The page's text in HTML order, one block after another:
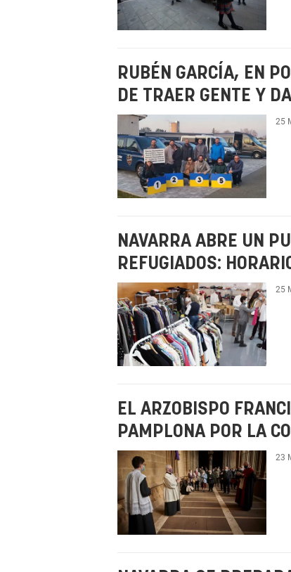
RUBÉN GARCÍA, EN
DE TRAER GENTE Y
25
NAVARRA ABRE UN
REFUGIADOS:
25
EL ARZOBISPO
PAMPLONA POR LA
23